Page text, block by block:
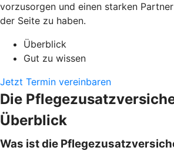
vorzusorgen und einen starken
der Seite zu haben.
Überblick
Gut zu wissen
Jetzt Termin vereinbaren
Die
Überblick
Was ist die